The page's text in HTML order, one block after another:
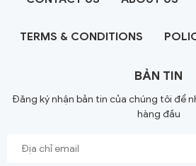
TERMS & CONDITIONS
BẢN TIN
Đăng ký nhận bản tin của chúng tôi để
hàng đầu